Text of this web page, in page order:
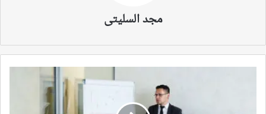
مجد السليتى